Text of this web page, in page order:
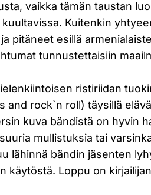
vaikka tämän taustan
Kuitenkin
pitäneet esillä
tunnustettaisiin
ristiriidan
rock`n roll) täysillä
kuva bändistä on hyvin
mullistuksia tai
lähinnä bändin jäsenten
käytöstä. Loppu on